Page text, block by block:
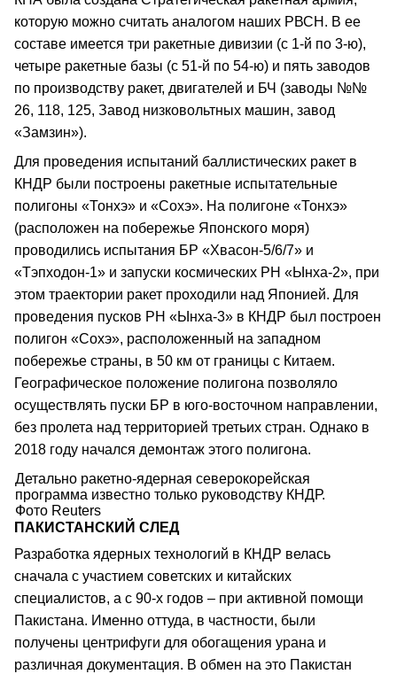
которую можно считать аналогом наших РВСН. В ее
составе имеется три ракетные дивизии (с 1-й по 3-ю),
четыре ракетные базы (с 51-й по 54-ю) и пять заводов
по производству ракет, двигателей и БЧ (заводы №№
26, 118, 125, Завод низковольтных машин, завод
«Замзин»).
Для проведения испытаний баллистических ракет в
КНДР были построены ракетные испытательные
полигоны «Тонхэ» и «Сохэ». На полигоне «Тонхэ»
(расположен на побережье Японского моря)
проводились испытания БР «Хвасон-5/6/7» и
«Тэпходон-1» и запуски космических РН «Ынха-2», при
этом траектории ракет проходили над Японией. Для
проведения пусков РН «Ынха-3» в КНДР был построен
полигон «Сохэ», расположенный на западном
побережье страны, в 50 км от границы с Китаем.
Географическое положение полигона позволяло
осуществлять пуски БР в юго-восточном направлении,
без пролета над территорией третьих стран. Однако в
2018 году начался демонтаж этого полигона.
Детально ракетно-ядерная северокорейская
программа известно только руководству КНДР.
Фото Reuters
ПАКИСТАНСКИЙ СЛЕД
Разработка ядерных технологий в КНДР велась
сначала с участием советских и китайских
специалистов, а с 90-х годов – при активной помощи
Пакистана. Именно оттуда, в частности, были
получены центрифуги для обогащения урана и
различная документация. В обмен на это Пакистан